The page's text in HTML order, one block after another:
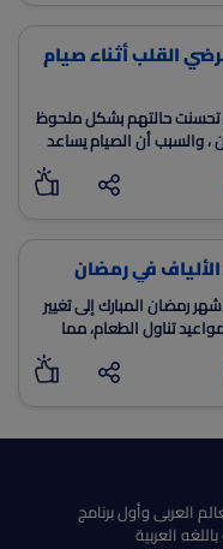
القلب أثناء صيام
حالتهم بشكل ملحوظ
والسبب أن الصيام يساعد
الدهون الضارة بالجسم وهو
رمضان المبارك إلى تغيير
تناول الطعام، مما
وظيفة الجهاز الهضمي.
الغذائية
العربى وأول برنامج
العربية